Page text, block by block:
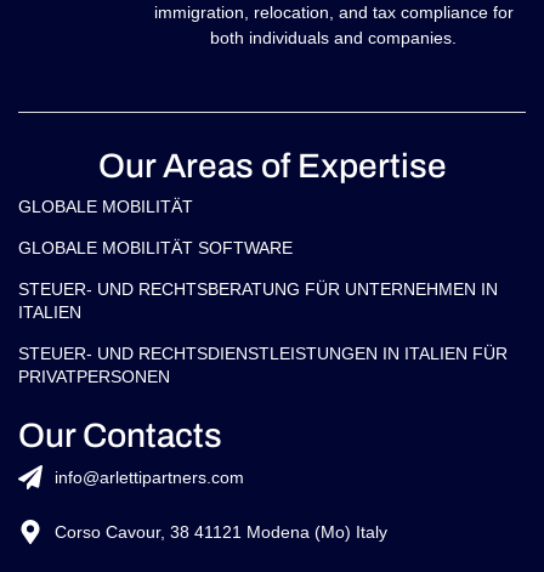
immigration, relocation, and tax compliance for
both individuals and companies.
Our Areas of Expertise
GLOBALE MOBILITÄT
GLOBALE MOBILITÄT SOFTWARE
STEUER- UND RECHTSBERATUNG FÜR UNTERNEHMEN IN
ITALIEN
STEUER- UND RECHTSDIENSTLEISTUNGEN IN ITALIEN FÜR
PRIVATPERSONEN
Our Contacts
info@arlettipartners.com
Corso Cavour, 38 41121 Modena (Mo) Italy